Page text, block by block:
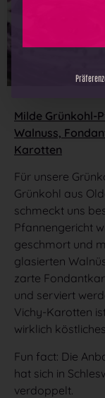
Milde Grünkohl-
Walnuss,
Karotten
Für unsere
Grünkohl aus
schmeckt uns
Pfannengericht
geschmort und
glasierten
zarte
und serviert
Vichy-Karotten
wirklich
Fun fact: Die
hat sich in
verdoppelt.